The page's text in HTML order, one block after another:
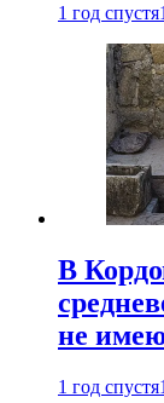
1 год спустя
В
не
1 год спустя